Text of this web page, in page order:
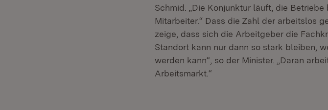
Schmid. „Die Konjunktur läuft, die
Mitarbeiter.“ Dass die Zahl der arbeitslos
zeige, dass sich die Arbeitgeber die
Standort kann nur dann so stark bleiben,
werden kann“, so der Minister. „Daran
Arbeitsmarkt.“